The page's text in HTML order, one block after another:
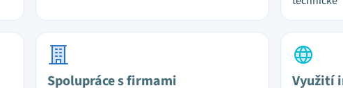
Spolupráce s firmami Využití